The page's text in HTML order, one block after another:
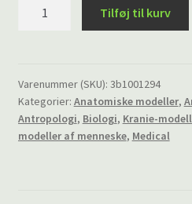
La
Chapelle-
aux-
Saints
Tilføj til kurv
Varenummer (SKU): 3b1001294
Kategorier: Anatomiske modeller,
Antropologi, Biologi, Kranie-
modeller af menneske, Medical